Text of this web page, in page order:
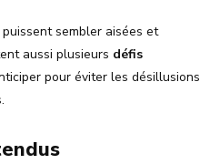
sembler aisées et
aussi plusieurs défis
pour éviter les désillusions